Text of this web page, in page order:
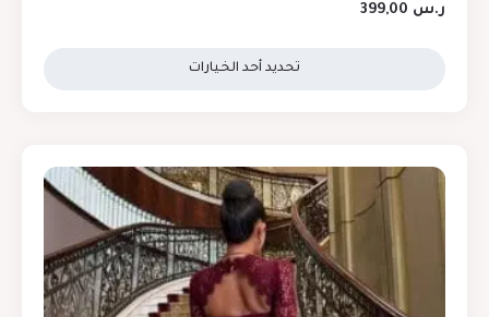
ر.س
تحديد أحد الخيارات